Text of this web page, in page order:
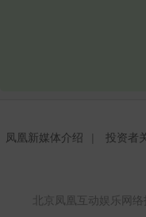
凤凰新媒体介绍 投资者
北京凤凰互动娱乐网